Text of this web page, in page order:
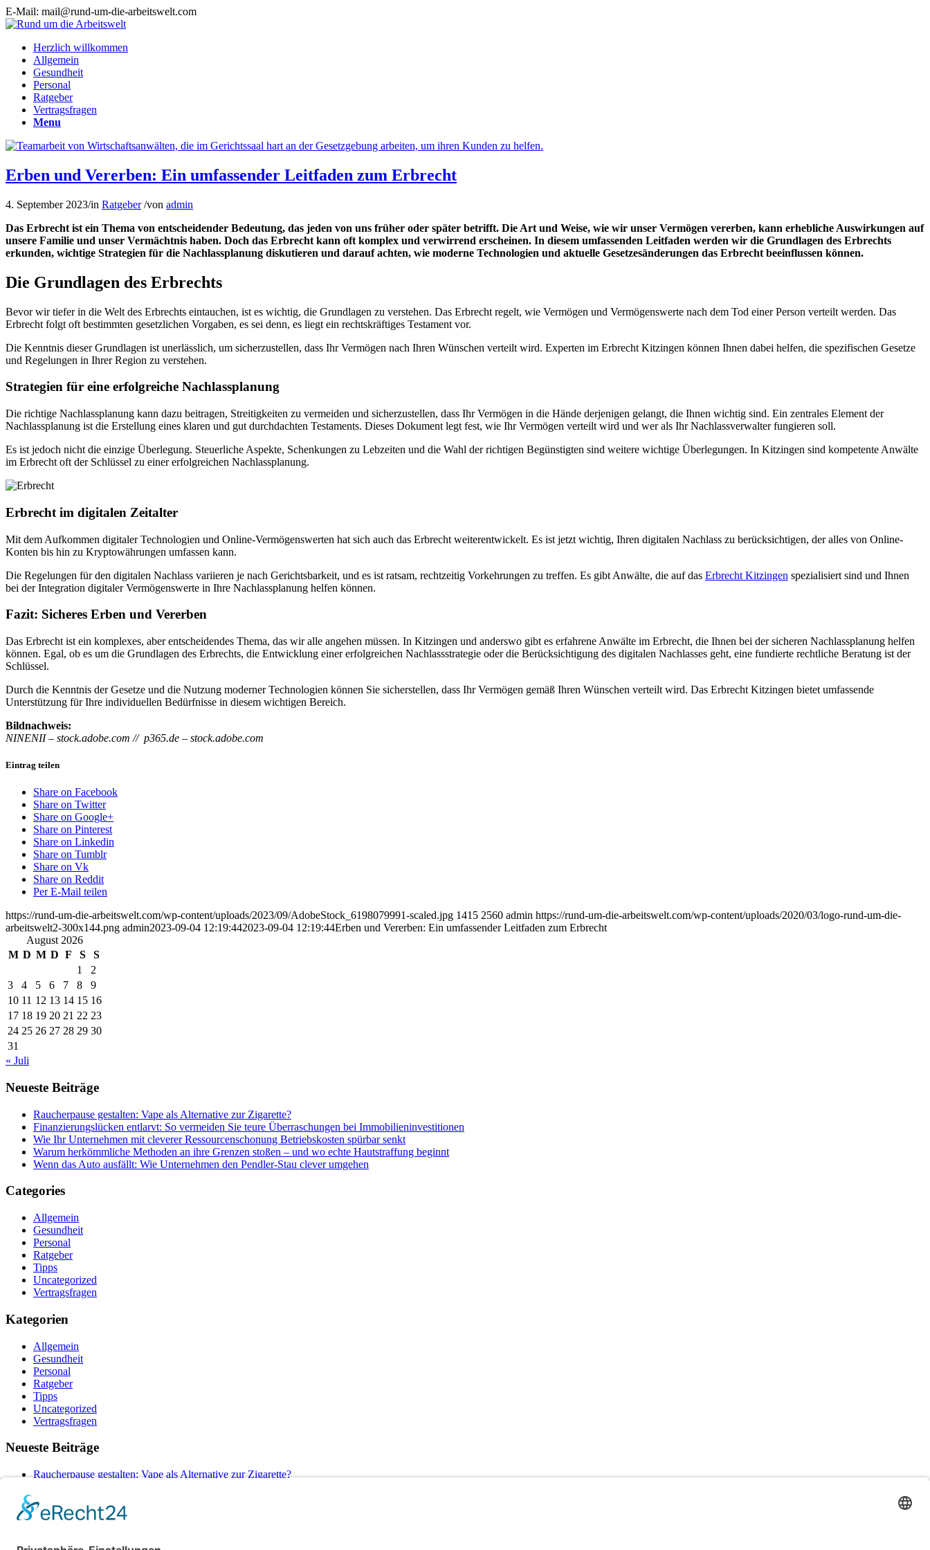
E-Mail: mail@rund-um-die-arbeitswelt.com
Herzlich willkommen
Allgemein
Gesundheit
Personal
Ratgeber
Vertragsfragen
Menu
Erben und Vererben: Ein umfassender Leitfaden zum Erbrecht
4. September 2023/in Ratgeber /von admin
Das Erbrecht ist ein Thema von entscheidender Bedeutung, das jeden von uns früher oder später betrifft. Die Art und Weise, wie wir unser Vermögen vererben, kann erhebliche Auswirkungen auf
unsere Familie und unser Vermächtnis haben. Doch das Erbrecht kann oft komplex und verwirrend erscheinen. In diesem umfassenden Leitfaden werden wir die Grundlagen des Erbrechts
erkunden, wichtige Strategien für die Nachlassplanung diskutieren und darauf achten, wie moderne Technologien und aktuelle Gesetzesänderungen das Erbrecht beeinflussen können.
Die Grundlagen des Erbrechts
Bevor wir tiefer in die Welt des Erbrechts eintauchen, ist es wichtig, die Grundlagen zu verstehen. Das Erbrecht regelt, wie Vermögen und Vermögenswerte nach dem Tod einer Person verteilt werden. Das
Erbrecht folgt oft bestimmten gesetzlichen Vorgaben, es sei denn, es liegt ein rechtskräftiges Testament vor.
Die Kenntnis dieser Grundlagen ist unerlässlich, um sicherzustellen, dass Ihr Vermögen nach Ihren Wünschen verteilt wird. Experten im Erbrecht Kitzingen können Ihnen dabei helfen, die spezifischen Gesetze
und Regelungen in Ihrer Region zu verstehen.
Strategien für eine erfolgreiche Nachlassplanung
Die richtige Nachlassplanung kann dazu beitragen, Streitigkeiten zu vermeiden und sicherzustellen, dass Ihr Vermögen in die Hände derjenigen gelangt, die Ihnen wichtig sind. Ein zentrales Element der
Nachlassplanung ist die Erstellung eines klaren und gut durchdachten Testaments. Dieses Dokument legt fest, wie Ihr Vermögen verteilt wird und wer als Ihr Nachlassverwalter fungieren soll.
Es ist jedoch nicht die einzige Überlegung. Steuerliche Aspekte, Schenkungen zu Lebzeiten und die Wahl der richtigen Begünstigten sind weitere wichtige Überlegungen. In Kitzingen sind kompetente Anwälte
im Erbrecht oft der Schlüssel zu einer erfolgreichen Nachlassplanung.
Erbrecht im digitalen Zeitalter
Mit dem Aufkommen digitaler Technologien und Online-Vermögenswerten hat sich auch das Erbrecht weiterentwickelt. Es ist jetzt wichtig, Ihren digitalen Nachlass zu berücksichtigen, der alles von Online-
Konten bis hin zu Kryptowährungen umfassen kann.
Die Regelungen für den digitalen Nachlass variieren je nach Gerichtsbarkeit, und es ist ratsam, rechtzeitig Vorkehrungen zu treffen. Es gibt Anwälte, die auf das Erbrecht Kitzingen spezialisiert sind und Ihnen
bei der Integration digitaler Vermögenswerte in Ihre Nachlassplanung helfen können.
Fazit: Sicheres Erben und Vererben
Das Erbrecht ist ein komplexes, aber entscheidendes Thema, das wir alle angehen müssen. In Kitzingen und anderswo gibt es erfahrene Anwälte im Erbrecht, die Ihnen bei der sicheren Nachlassplanung helfen
können. Egal, ob es um die Grundlagen des Erbrechts, die Entwicklung einer erfolgreichen Nachlassstrategie oder die Berücksichtigung des digitalen Nachlasses geht, eine fundierte rechtliche Beratung ist der
Schlüssel.
Durch die Kenntnis der Gesetze und die Nutzung moderner Technologien können Sie sicherstellen, dass Ihr Vermögen gemäß Ihren Wünschen verteilt wird. Das Erbrecht Kitzingen bietet umfassende
Unterstützung für Ihre individuellen Bedürfnisse in diesem wichtigen Bereich.
Bildnachweis:
NINENII – stock.adobe.com // p365.de – stock.adobe.com
Eintrag teilen
Share on Facebook
Share on Twitter
Share on Google+
Share on Pinterest
Share on Linkedin
Share on Tumblr
Share on Vk
Share on Reddit
Per E-Mail teilen
https://rund-um-die-arbeitswelt.com/wp-content/uploads/2023/09/AdobeStock_6198079991-scaled.jpg 1415 2560 admin https://rund-um-die-arbeitswelt.com/wp-content/uploads/2020/03/logo-rund-um-die-
arbeitswelt2-300x144.png admin2023-09-04 12:19:442023-09-04 12:19:44Erben und Vererben: Ein umfassender Leitfaden zum Erbrecht
August 2026
M D M D F S
S
1
2
3
4 5 6 7 8
9
10 11 12 13 14 15 16
17 18 19 20 21 22 23
24 25 26 27 28 29 30
31
« Juli
Neueste Beiträge
Raucherpause gestalten: Vape als Alternative zur Zigarette?
Finanzierungslücken entlarvt: So vermeiden Sie teure Überraschungen bei Immobilieninvestitionen
Wie Ihr Unternehmen mit cleverer Ressourcenschonung Betriebskosten spürbar senkt
Warum herkömmliche Methoden an ihre Grenzen stoßen – und wo echte Hautstraffung beginnt
Wenn das Auto ausfällt: Wie Unternehmen den Pendler-Stau clever umgehen
Categories
Allgemein
Gesundheit
Personal
Ratgeber
Tipps
Uncategorized
Vertragsfragen
Kategorien
Allgemein
Gesundheit
Personal
Ratgeber
Tipps
Uncategorized
Vertragsfragen
Neueste Beiträge
Raucherpause gestalten: Vape als Alternative zur Zigarette?
Wie Ihr Unternehmen mit cleverer Ressourcenschonung Betriebskosten spürbar senkt
Warum herkömmliche Methoden an ihre Grenzen stoßen – und wo echte Hautstraffung beginnt
Wenn das Auto ausfällt: Wie Unternehmen den Pendler-Stau clever umgehen
© Copyright - Rund um die Arbeitswelt